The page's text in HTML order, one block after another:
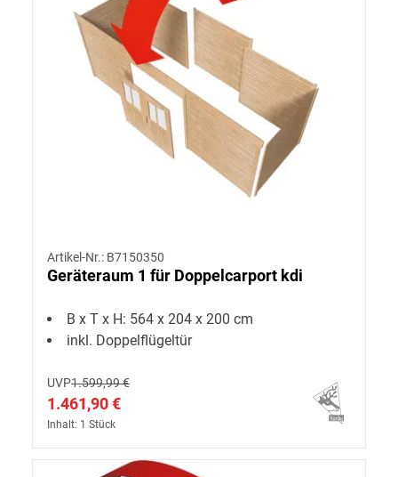
Artikel-Nr.: B7150350
Geräteraum 1 für Doppelcarport kdi
B x T x H: 564 x 204 x 200 cm
inkl. Doppelflügeltür
UVP1.599,99 €
1.461,90 €
Inhalt: 1 Stück